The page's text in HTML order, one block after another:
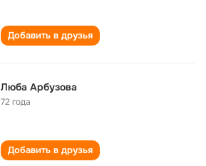
Добавить в друзья
Люба Арбузова
72 года
Добавить в друзья